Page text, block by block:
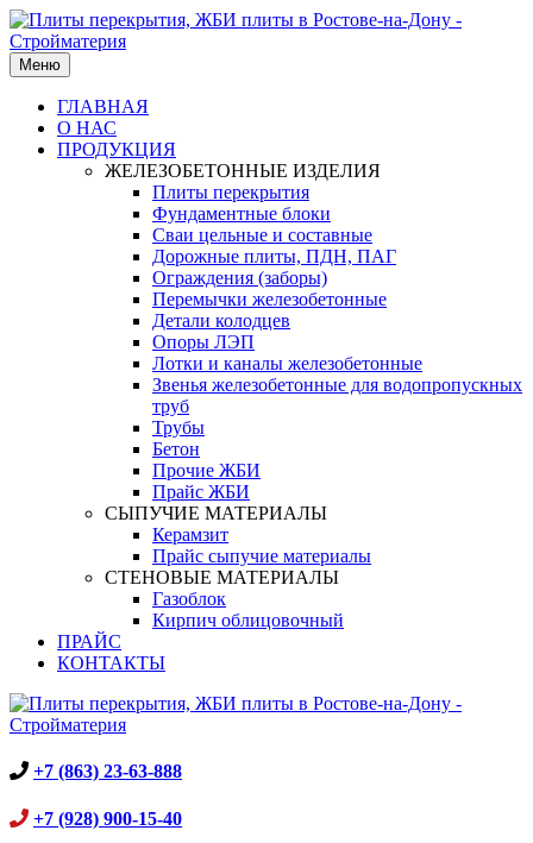
Меню
ГЛАВНАЯ
О НАС
ПРОДУКЦИЯ
ЖЕЛЕЗОБЕТОННЫЕ ИЗДЕЛИЯ
Плиты перекрытия
Фундаментные блоки
Сваи цельные и составные
Дорожные плиты, ПДН, ПАГ
Ограждения (заборы)
Перемычки железобетонные
Детали колодцев
Опоры ЛЭП
Лотки и каналы железобетонные
Звенья железобетонные для водопропускных
труб
Трубы
Бетон
Прочие ЖБИ
Прайс ЖБИ
СЫПУЧИЕ МАТЕРИАЛЫ
Керамзит
Прайс сыпучие материалы
СТЕНОВЫЕ МАТЕРИАЛЫ
Газоблок
Кирпич облицовочный
ПРАЙС
КОНТАКТЫ
+7 (863) 23-63-888
+7 (928) 900-15-40